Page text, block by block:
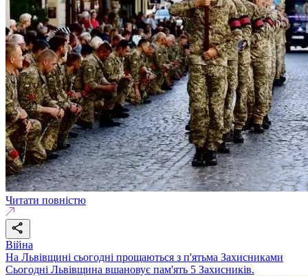
Читати повністю
Війна
На Львівщині сьогодні прощаються з п'ятьма Захисниками
Сьогодні Львівщина вшановує пам'ять 5 Захисників.